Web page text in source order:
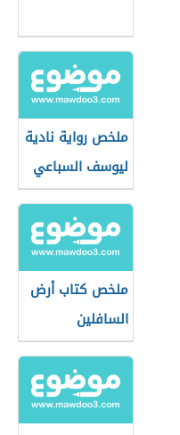
ملخص رواية نادية
ليوسف السباعي
ملخص كتاب أرض
السافلين